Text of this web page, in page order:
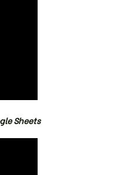
Sheets